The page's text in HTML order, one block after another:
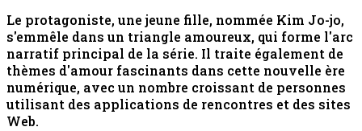
Le protagoniste, une jeune fille, nommée Kim Jo-jo,
s'emmêle dans un triangle amoureux, qui forme l'arc
narratif principal de la série. Il traite également de
thèmes d'amour fascinants dans cette nouvelle ère
numérique, avec un nombre croissant de personnes
utilisant des applications de rencontres et des sites
Web.